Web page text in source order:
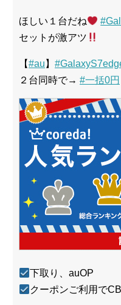
ほしい１台だね
セットが激アツ
【#au 】
２台同時で→ #一括0円
下取り、auOP
クーポンご利用で